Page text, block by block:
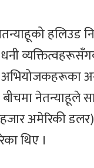
हलिउड
अभियोजकहरूका
अमेरिकी
थिए ।